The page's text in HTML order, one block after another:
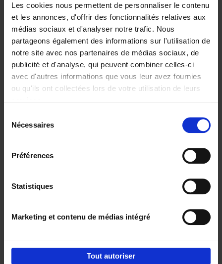
Les cookies nous permettent de personnaliser le contenu
et les annonces, d'offrir des fonctionnalités relatives aux
médias sociaux et d'analyser notre trafic. Nous
partageons également des informations sur l'utilisation de
notre site avec nos partenaires de médias sociaux, de
publicité et d'analyse, qui peuvent combiner celles-ci
avec d'autres informations que vous leur avez fournies
ou qu'ils ont collectées lors de votre utilisation de leurs
Nécessaires
Préférences
Statistiques
Marketing et contenu de médias intégré
Tout autoriser
Building Bonds = Building
Business
Jochen Roef Jozefien De Feyter
Carolien Boom
Couverture souple
2025 200
€29,99
Digital marketing like a PRO -
completely revised edition (EN)